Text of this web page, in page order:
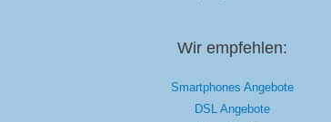
Wir empfehlen:
Smartphones Angebote
DSL Angebote